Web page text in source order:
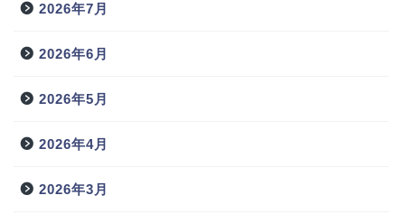
2026年7月
2026年6月
2026年5月
2026年4月
2026年3月